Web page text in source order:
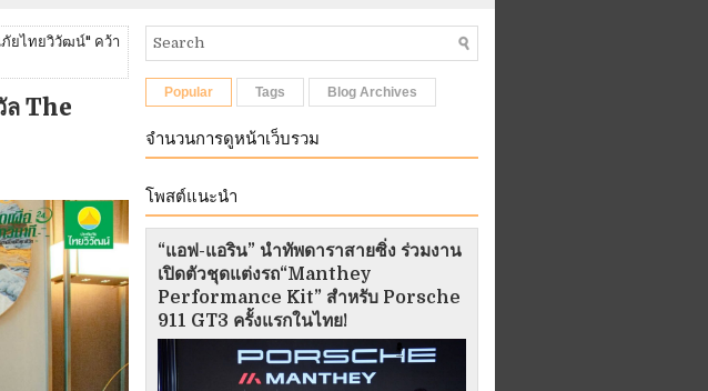
ภัยไทยวิวัฒน์" คว้า
ล The
Popular Tags Blog Archives
จำนวนการดูหน้าเว็บรวม
โพสต์แนะนำ
“แอฟ-แอริน” นำทัพดาราสายซิ่ง ร่วมงาน
เปิดตัวชุดแต่งรถ“Manthey
Performance Kit” สำหรับ Porsche
911 GT3 ครั้งแรกในไทย!